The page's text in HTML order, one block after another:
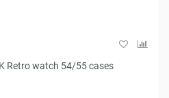
Retro watch 54/55 cases